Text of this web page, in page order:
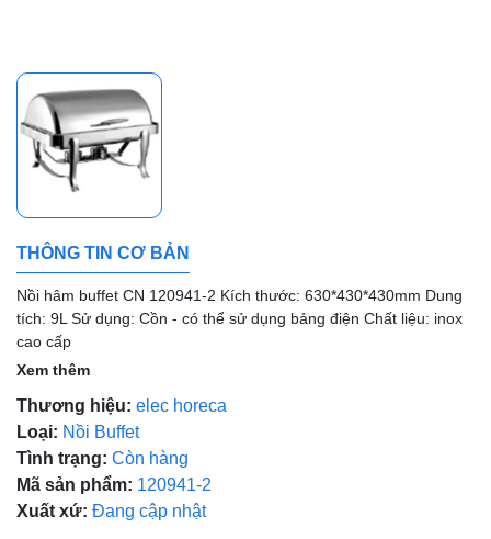
THÔNG TIN CƠ BẢN
Nồi hâm buffet CN 120941-2 Kích thước: 630*430*430mm Dung
tích: 9L Sử dụng: Cồn - có thể sử dụng bảng điện Chất liệu: inox
cao cấp
Xem thêm
Thương hiệu: elec horeca
Loại: Nồi Buffet
Tình trạng: Còn hàng
Mã sản phẩm: 120941-2
Xuất xứ: Đang cập nhật
Mã giảm giá:
Ngày hết hạn: